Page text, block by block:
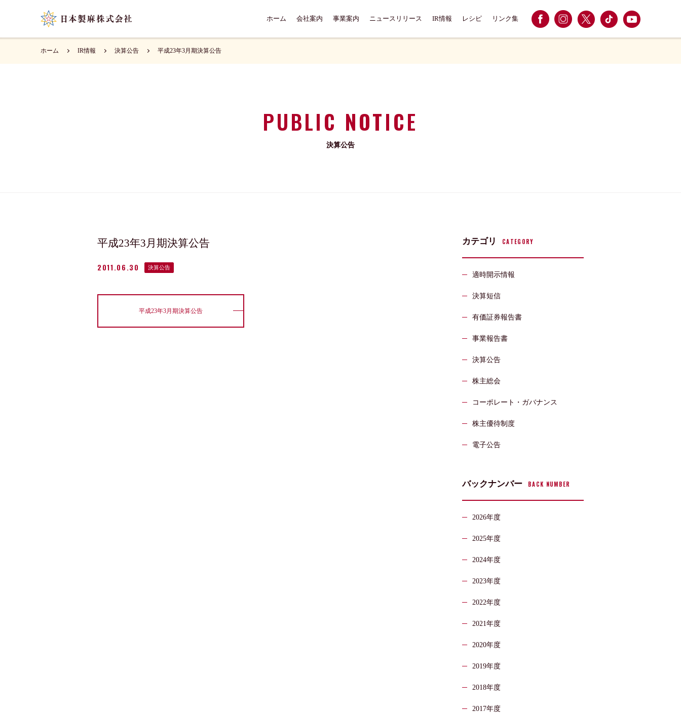
ホーム 会社案内 事業案内 ニュースリリース IR情報 レシピ リンク集
ホーム IR情報 決算公告 平成23年3月期決算公告
PUBLIC NOTICE
決算公告
平成23年3月期決算公告
2011.06.30 決算公告
平成23年3月期決算公告
カテゴリ CATEGORY
適時開示情報
決算短信
有価証券報告書
事業報告書
決算公告
株主総会
コーポレート・ガバナンス
株主優待制度
電子公告
バックナンバー BACK NUMBER
2026年度
2025年度
2024年度
2023年度
2022年度
2021年度
2020年度
2019年度
2018年度
2017年度